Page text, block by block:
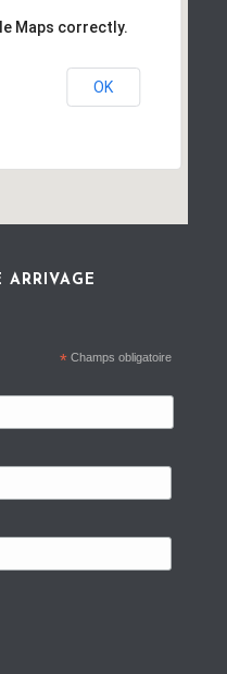
Maps correctly.
OK
* Champs obligatoire